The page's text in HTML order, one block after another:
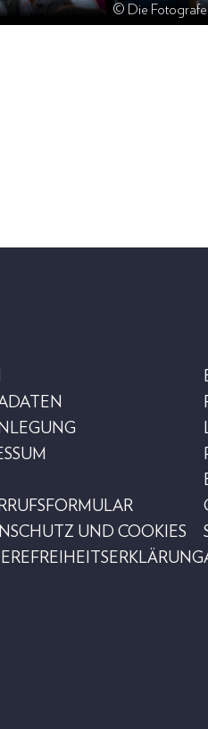
© Die
UND COOKIES